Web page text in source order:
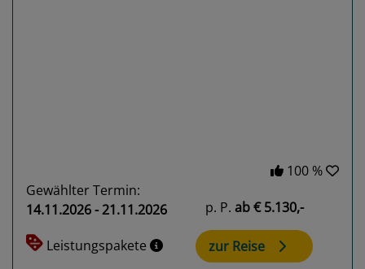
100 %
Gewählter Termin:
14.11.2026 - 21.11.2026
Leistungspakete
p. P. ab€ 5.130,-
zur Reise